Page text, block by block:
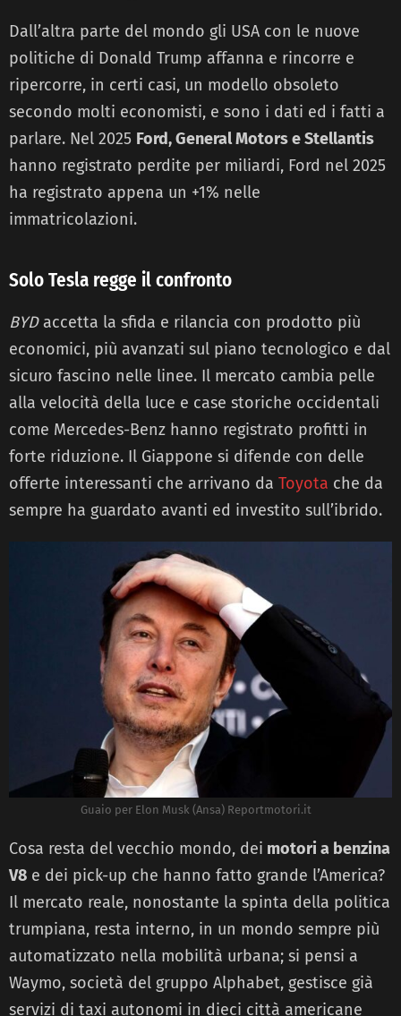
Dall’altra parte del mondo gli USA con le nuove
politiche di Donald Trump affanna e rincorre e
ripercorre, in certi casi, un modello obsoleto
secondo molti economisti, e sono i dati ed i fatti a
parlare. Nel 2025 Ford, General Motors e Stellantis
hanno registrato perdite per miliardi, Ford nel 2025
ha registrato appena un +1% nelle
immatricolazioni.
Solo Tesla regge il confronto
BYDaccetta la sfida e rilancia con prodotto più
economici, più avanzati sul piano tecnologico e dal
sicuro fascino nelle linee. Il mercato cambia pelle
alla velocità della luce e case storiche occidentali
come Mercedes-Benz hanno registrato profitti in
forte riduzione. Il Giappone si difende con delle
offerte interessanti che arrivano da Toyota che da
sempre ha guardato avanti ed investito sull’ibrido.
Guaio per Elon Musk (Ansa) Reportmotori.it
Cosa resta del vecchio mondo, dei motori a benzina
V8 e dei pick-up che hanno fatto grande l’America?
Il mercato reale, nonostante la spinta della politica
trumpiana, resta interno, in un mondo sempre più
automatizzato nella mobilità urbana; si pensi a
Waymo, società del gruppo Alphabet, gestisce già
servizi di taxi autonomi in dieci città americane